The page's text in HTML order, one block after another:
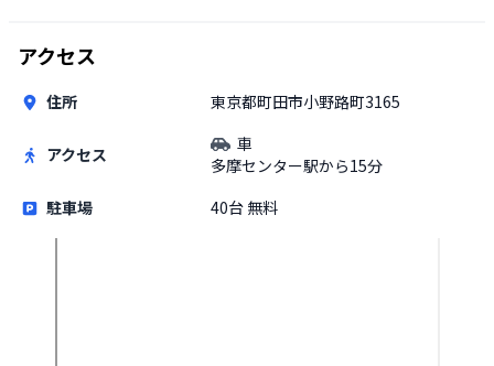
アクセス
住所 東京都町田市小野路町3165
アクセス
車
多摩センター駅から15分
駐車場
40台 無料